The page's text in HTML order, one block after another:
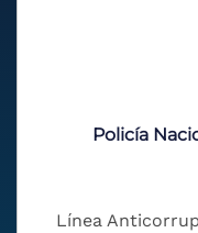
Policía
Línea